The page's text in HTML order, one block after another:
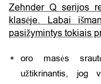
Zehnder Q serijos
klasėje. Labai
pasižymintys tokiais
oro masės
užtikrinantis, jog